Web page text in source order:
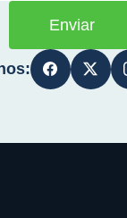
Enviar